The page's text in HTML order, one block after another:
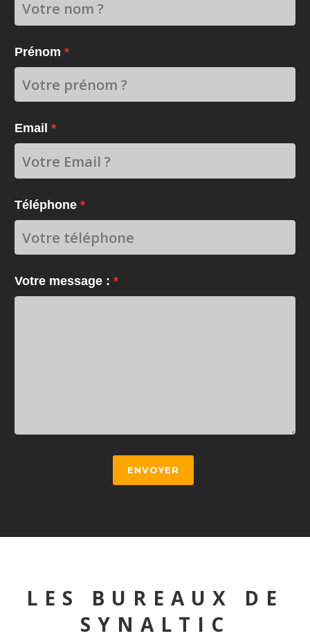
Prénom
Email
Téléphone
Votre message :
ENVOYER
LES BUREAUX DE
SYNALTIC